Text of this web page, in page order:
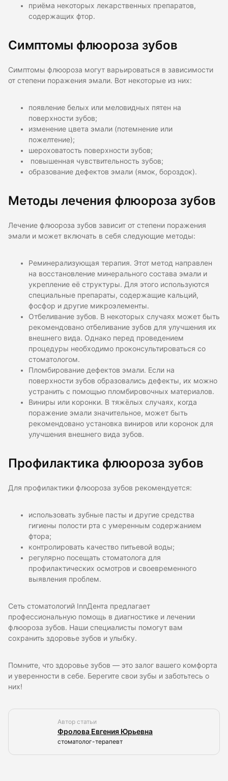
приёма некоторых лекарственных препаратов,
содержащих фтор.
Симптомы флюороза зубов
Симптомы флюороза могут варьироваться в зависимости
от степени поражения эмали. Вот некоторые из них:
появление белых или меловидных пятен на
поверхности зубов;
изменение цвета эмали (потемнение или
пожелтение);
шероховатость поверхности зубов;
повышенная чувствительность зубов;
образование дефектов эмали (ямок, бороздок).
Методы лечения флюороза зубов
Лечение флюороза зубов зависит от степени поражения
эмали и может включать в себя следующие методы:
Реминерализующая терапия. Этот метод направлен
на восстановление минерального состава эмали и
укрепление её структуры. Для этого используются
специальные препараты, содержащие кальций,
фосфор и другие микроэлементы.
Отбеливание зубов. В некоторых случаях может быть
рекомендовано отбеливание зубов для улучшения их
внешнего вида. Однако перед проведением
процедуры необходимо проконсультироваться со
стоматологом.
Пломбирование дефектов эмали. Если на
поверхности зубов образовались дефекты, их можно
устранить с помощью пломбировочных материалов.
Виниры или коронки. В тяжёлых случаях, когда
поражение эмали значительное, может быть
рекомендовано установка виниров или коронок для
улучшения внешнего вида зубов.
Профилактика флюороза зубов
Для профилактики флюороза зубов рекомендуется:
использовать зубные пасты и другие средства
гигиены полости рта с умеренным содержанием
фтора;
контролировать качество питьевой воды;
регулярно посещать стоматолога для
профилактических осмотров и своевременного
выявления проблем.
Сеть стоматологий InnДента предлагает
профессиональную помощь в диагностике и лечении
флюороза зубов. Наши специалисты помогут вам
сохранить здоровье зубов и улыбку.
Помните, что здоровье зубов — это залог вашего комфорта
и уверенности в себе. Берегите свои зубы и заботьтесь о
них!
Автор статьи
Фролова Евгения Юрьевна
стоматолог-терапевт